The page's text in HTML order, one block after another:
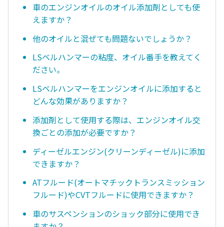
車のエンジンオイルのオイル添加剤としても使
えますか？
他のオイルと混ぜても問題ないでしょうか？
LSベルハンマーの粘度、オイル番手を教えてく
ださい。
LSベルハンマーをエンジンオイルに添加すると
どんな効果がありますか？
添加剤として使用する際は、エンジンオイル交
換ごとの添加が必要ですか？
ディーゼルエンジン(クリーンディーゼル)に添加
できますか？
ATフルード(オートマチックトランスミッション
フルード)やCVTフルードに使用できますか？
車のサスペンションのショック部分に使用でき